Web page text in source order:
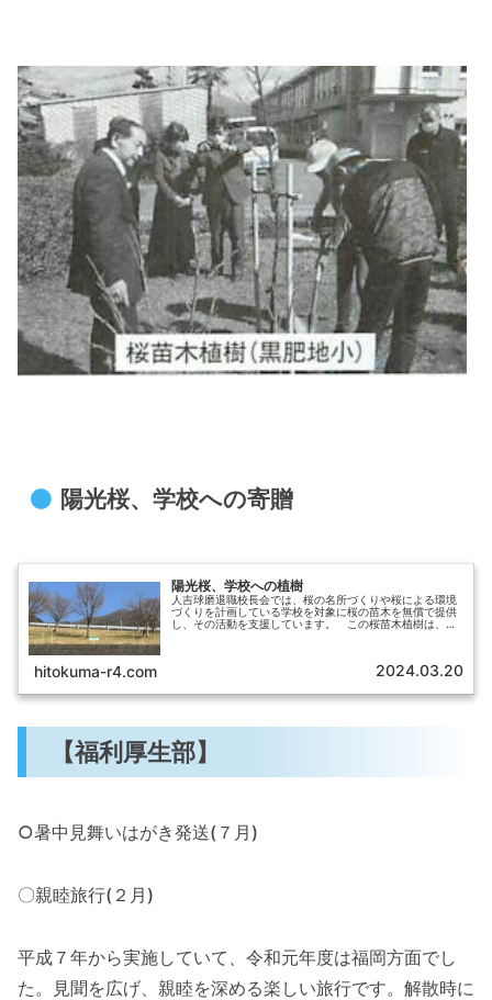
陽光桜、学校への寄贈
陽光桜、学校への植樹
人吉球磨退職校長会では、桜の名所づくりや桜による環境
づくりを計画している学校を対象に桜の苗木を無償で提供
し、その活動を支援しています。 この桜苗木植樹は、児
hitokuma-r4.com 2024.03.20
【福利厚生部】
○暑中見舞いはがき発送(７月)
〇親睦旅行(２月)
平成７年から実施していて、令和元年度は福岡方面でし
た。見聞を広げ、親睦を深める楽しい旅行です。解散時に